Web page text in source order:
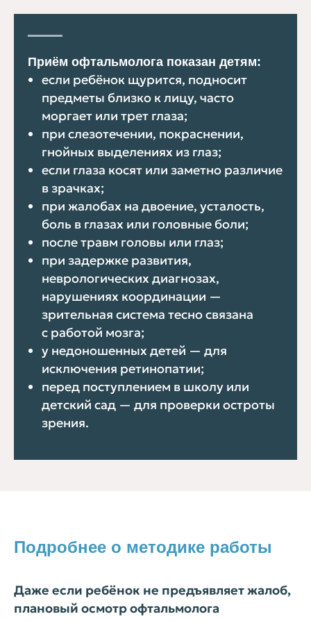
Приём офтальмолога показан детям:
если ребёнок щурится, подносит
предметы близко к лицу, часто
моргает или трет глаза;
при слезотечении, покраснении,
гнойных выделениях из глаз;
если глаза косят или заметно различие
в зрачках;
при жалобах на двоение, усталость,
боль в глазах или головные боли;
после травм головы или глаз;
при задержке развития,
неврологических диагнозах,
нарушениях координации —
зрительная система тесно связана
с работой мозга;
у недоношенных детей — для
исключения ретинопатии;
перед поступлением в школу или
детский сад — для проверки остроты
зрения.
Подробнее о методике работы
Даже если ребёнок не предъявляет жалоб,
плановый осмотр офтальмолога